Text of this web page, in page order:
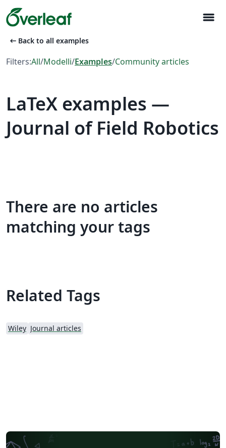
menu
arrow_left_alt Back to all examples
Filters:All/Modelli/Examples/Community articles
LaTeX examples —
Journal of Field Robotics
There are no articles
matching your tags
Related Tags
Wiley Journal articles